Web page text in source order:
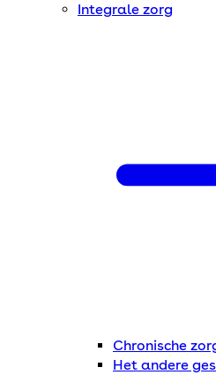
Integrale zorg
Chronische
Het andere